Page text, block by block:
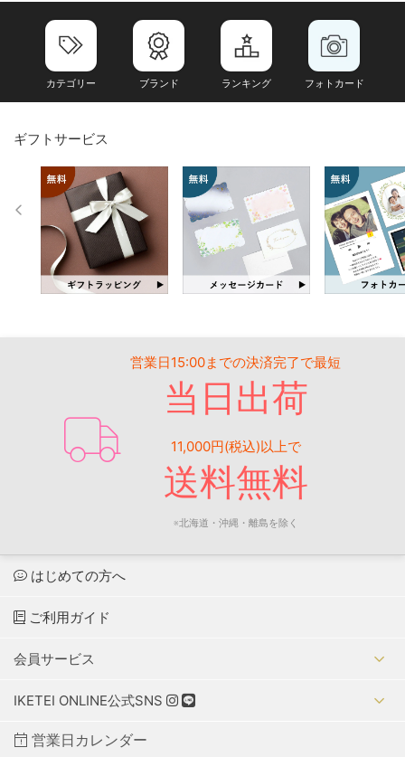
カテゴリー ブランド ランキング フォトカード
ギフトサービス
営業日15:00までの決済完了で最短
当日出荷
11,000円(税込)以上で
送料無料
※北海道・沖縄・離島を除く
はじめての方へ
ご利用ガイド
会員サービス
IKETEI ONLINE公式SNS
営業日カレンダー